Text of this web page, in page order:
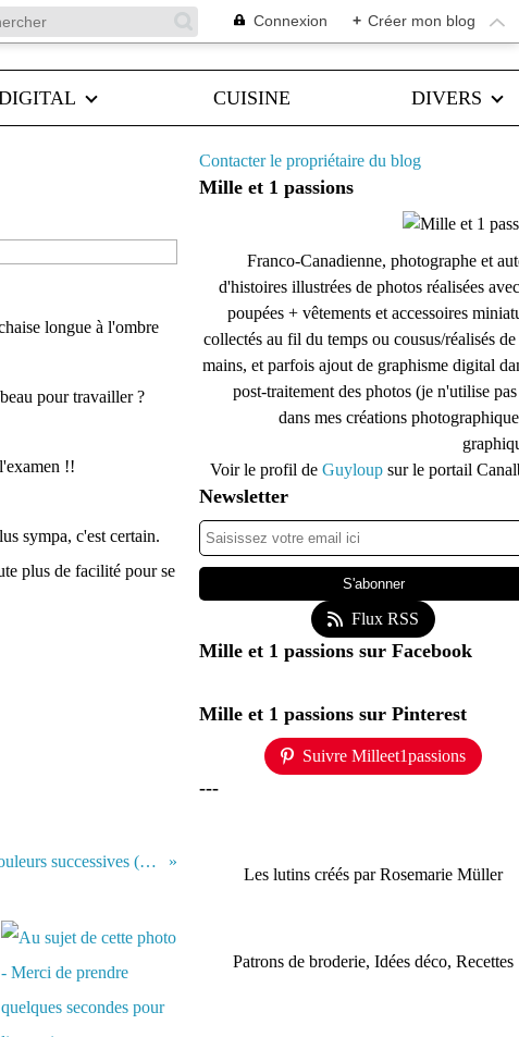
Connexion + Créer mon blog
CUISINE DIVERS
longue à l'ombre
pour travailler ?
!!
sympa, c'est certain.
plus de facilité pour se
Rhododendron à trois couleurs successives (variété yakushimanum)
Contacter le propriétaire du blog
Mille et 1 passions
Franco-Canadienne, photographe et
d'histoires illustrées de photos réalisées
poupées + vêtements et accessoires
collectés au fil du temps ou cousus/réalisés de
mains, et parfois ajout de graphisme digital
post-traitement des photos (je n'utilise
dans mes créations
Voir le profil de Guyloup sur le portail
Newsletter
Flux RSS
Mille et 1 passions sur Facebook
Mille et 1 passions sur Pinterest
Suivre Milleet1passions
---
Les lutins créés par Rosemarie Müller
Patrons de broderie, Idées déco, Recettes